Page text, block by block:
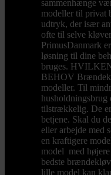
sammenhænge
modeller til privat
udtryk, der især
ofte til selve
PrimusDanmark
løsning til dine
bruges.
BEHOV
modeller. Til
husholdningsbrug
tilstrækkelig. De
betjene. Skal du
eller arbejde med
en kraftigere
model med
bedste
lille model kan